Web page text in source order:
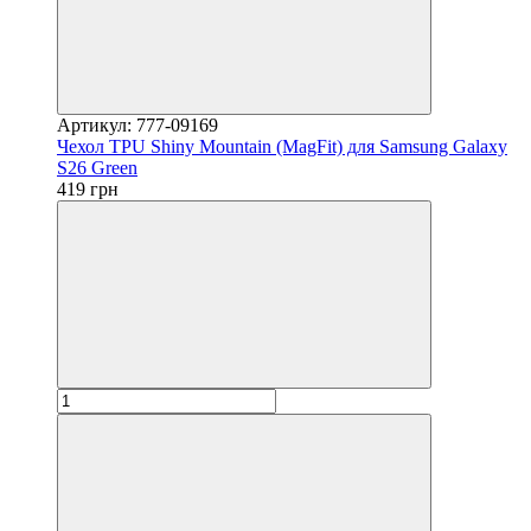
Артикул: 777-09169
Чехол TPU Shiny Mountain (MagFit) для Samsung Galaxy
S26 Green
419 грн